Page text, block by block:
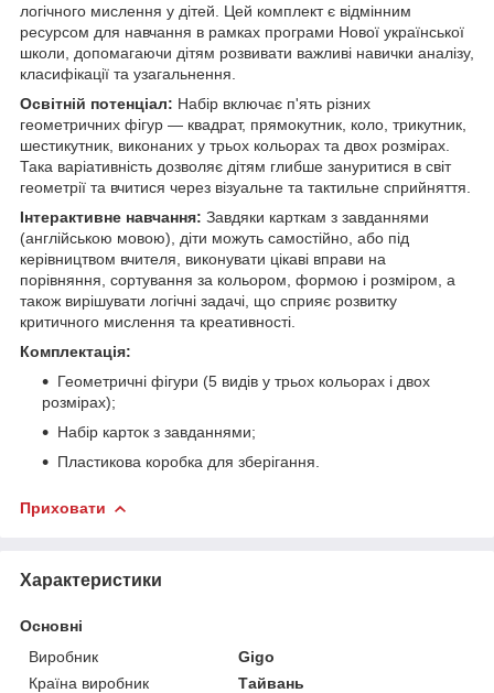
логічного мислення у дітей. Цей комплект є відмінним
ресурсом для навчання в рамках програми Нової української
школи, допомагаючи дітям розвивати важливі навички аналізу,
класифікації та узагальнення.
Освітній потенціал: Набір включає п'ять різних
геометричних фігур — квадрат, прямокутник, коло, трикутник,
шестикутник, виконаних у трьох кольорах та двох розмірах.
Така варіативність дозволяє дітям глибше зануритися в світ
геометрії та вчитися через візуальне та тактильне сприйняття.
Інтерактивне навчання: Завдяки карткам з завданнями
(англійською мовою), діти можуть самостійно, або під
керівництвом вчителя, виконувати цікаві вправи на
порівняння, сортування за кольором, формою і розміром, а
також вирішувати логічні задачі, що сприяє розвитку
критичного мислення та креативності.
Комплектація:
Геометричні фігури (5 видів у трьох кольорах і двох
розмірах);
Набір карток з завданнями;
Пластикова коробка для зберігання.
Приховати
Характеристики
Основні
Виробник
Gigo
Країна виробник
Тайвань